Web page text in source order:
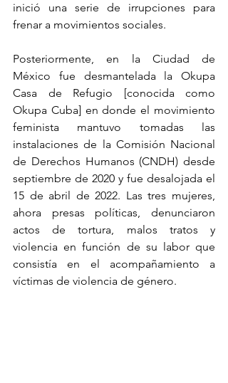
inició una serie de irrupciones para
frenar a movimientos sociales.
Posteriormente, en la Ciudad de
México fue desmantelada la Okupa
Casa de Refugio [conocida como
Okupa Cuba] en donde el movimiento
feminista mantuvo tomadas las
instalaciones de la Comisión Nacional
de Derechos Humanos (CNDH) desde
septiembre de 2020 y fue desalojada el
15 de abril de 2022. Las tres mujeres,
ahora presas políticas, denunciaron
actos de tortura, malos tratos y
violencia en función de su labor que
consistía en el acompañamiento a
víctimas de violencia de género.